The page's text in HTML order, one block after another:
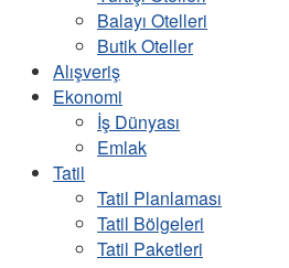
Balayı Otelleri
Butik Oteller
Alışveriş
Ekonomi
İş Dünyası
Emlak
Tatil
Tatil Planlaması
Tatil Bölgeleri
Tatil Paketleri